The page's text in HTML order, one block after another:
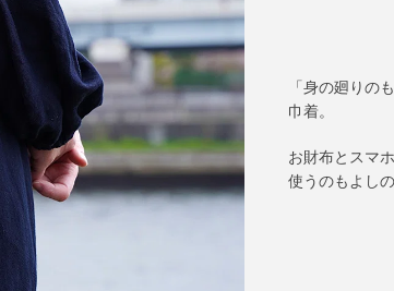
「身の廻りの
巾着。
お財布とスマ
使うのもよし